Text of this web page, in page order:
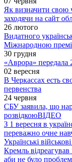
Як визначити свою
заходячи на сайт
26 лютого
Видатного
Міжнародною
30 грудня
«Аврора» передала
02 вересня
В Черкассах есть
первенства
24 червня
СБУ заявила, що
розвідкоюВІДЕО
З 1 вересня в
переважно очне
Українські
Кремль
аби не було